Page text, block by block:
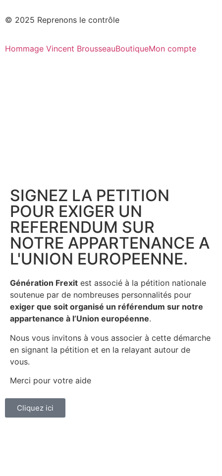
© 2025 Reprenons le contrôle
Hommage Vincent BrousseauBoutiqueMon compte
SIGNEZ LA PETITION
POUR EXIGER UN
REFERENDUM SUR
NOTRE APPARTENANCE A
L'UNION EUROPEENNE.
Génération Frexit est associé à la pétition nationale
soutenue par de nombreuses personnalités pour
exiger que soit organisé un référendum sur notre
appartenance à l’Union européenne.
Nous vous invitons à vous associer à cette démarche
en signant la pétition et en la relayant autour de
vous.
Merci pour votre aide
Cliquez ici